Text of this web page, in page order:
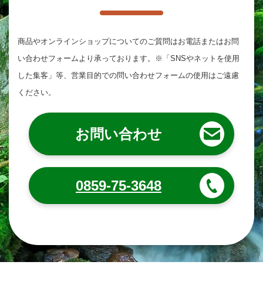
商品やオンラインショップについてのご質問はお電話またはお問
い合わせフォームより承っております。 ※「SNSやネットを使用
した集客」等、営業目的での問い合わせフォームの使用はご遠慮
ください。
お問い合わせ
0859-75-3648